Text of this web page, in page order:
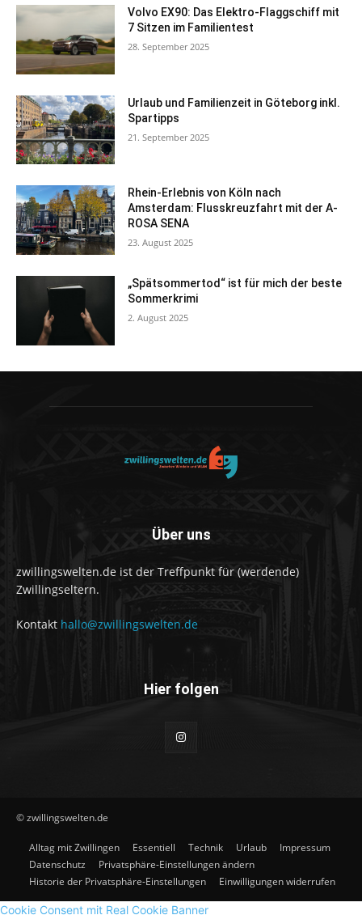
Volvo EX90: Das Elektro-Flaggschiff mit
7 Sitzen im Familientest
28. September 2025
Urlaub und Familienzeit in Göteborg inkl.
Spartipps
21. September 2025
Rhein-Erlebnis von Köln nach
Amsterdam: Flusskreuzfahrt mit der A-
ROSA SENA
23. August 2025
„Spätsommertod“ ist für mich der beste
Sommerkrimi
2. August 2025
Über uns
zwillingswelten.de ist der Treffpunkt für (werdende)
Zwillingseltern.
Kontakt hallo@zwillingswelten.de
Hier folgen
© zwillingswelten.de
Alltag mit Zwillingen Essentiell Technik Urlaub
Impressum
Datenschutz
Privatsphäre-Einstellungen ändern
Historie der Privatsphäre-Einstellungen
Einwilligungen widerrufen
Cookie Consent mit Real Cookie Banner